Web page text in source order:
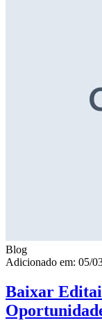
Blog
Adicionado em: 05/
Baixar